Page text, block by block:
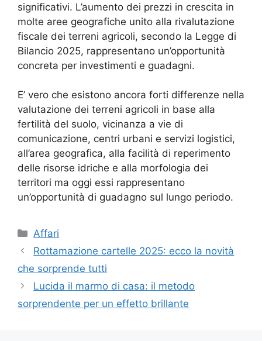
significativi. L’aumento dei prezzi in crescita in
molte aree geografiche unito alla rivalutazione
fiscale dei terreni agricoli, secondo la Legge di
Bilancio 2025, rappresentano un’opportunità
concreta per investimenti e guadagni.
E’ vero che esistono ancora forti differenze nella
valutazione dei terreni agricoli in base alla
fertilità del suolo, vicinanza a vie di
comunicazione, centri urbani e servizi logistici,
all’area geografica, alla facilità di reperimento
delle risorse idriche e alla morfologia dei
territori ma oggi essi rappresentano
un’opportunità di guadagno sul lungo periodo.
Categorie
Affari
Rottamazione cartelle 2025: ecco la novità
che sorprende tutti
Lucida il marmo di casa: il metodo
sorprendente per un effetto brillante